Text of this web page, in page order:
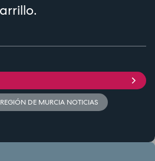
REGIÓN DE MURCIA NOTICIAS